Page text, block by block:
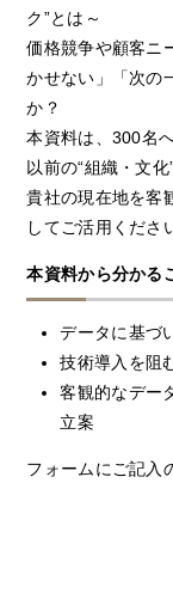
ク”とは～
価格競争や顧客ニ
かせない」「次の
か？
本資料は、300名
以前の“組織・文
貴社の現在地を客
してご活用くださ
本資料から分かる
データに基づ
技術導入を阻
客観的なデー
立案
フォームにご記入